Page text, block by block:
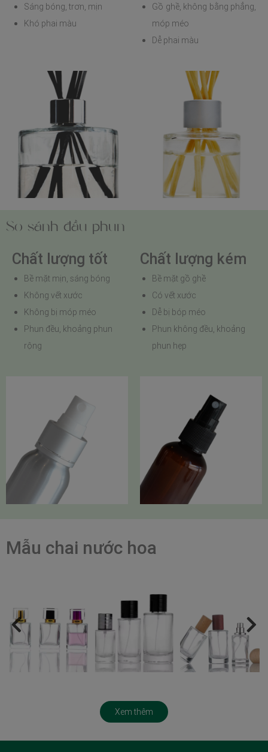
Sáng bóng, trơn, mịn
Khó phai màu
Gồ ghề, không bằng phẳng,
móp méo
Dễ phai màu
So sánh đầu phun
Chất lượng tốt
Bề mặt mịn, sáng bóng
Không vết xước
Không bị móp méo
Phun đều, khoảng phun
rộng
Chất lượng kém
Bề mặt gồ ghề
Có vết xước
Dễ bị bóp méo
Phun không đều, khoảng
phun hẹp
Mẫu chai nước hoa
Xem thêm